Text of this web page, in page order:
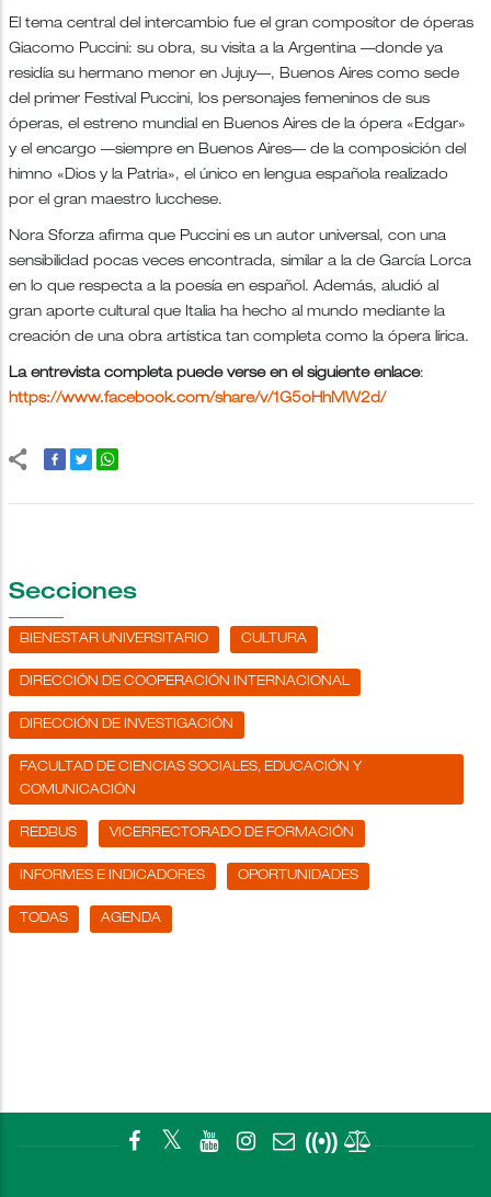
El tema central del intercambio fue el gran compositor de óperas
Giacomo Puccini: su obra, su visita a la Argentina —donde ya
residía su hermano menor en Jujuy—, Buenos Aires como sede
del primer Festival Puccini, los personajes femeninos de sus
óperas, el estreno mundial en Buenos Aires de la ópera «Edgar»
y el encargo —siempre en Buenos Aires— de la composición del
himno «Dios y la Patria», el único en lengua española realizado
por el gran maestro lucchese.
Nora Sforza afirma que Puccini es un autor universal, con una
sensibilidad pocas veces encontrada, similar a la de García Lorca
en lo que respecta a la poesía en español. Además, aludió al
gran aporte cultural que Italia ha hecho al mundo mediante la
creación de una obra artística tan completa como la ópera lírica.
La entrevista completa puede verse en el siguiente enlace:
https://www.facebook.com/share/v/1G5oHhMW2d/
Secciones
BIENESTAR UNIVERSITARIO CULTURA
DIRECCIÓN DE COOPERACIÓN INTERNACIONAL
DIRECCIÓN DE INVESTIGACIÓN
FACULTAD DE CIENCIAS SOCIALES, EDUCACIÓN Y
COMUNICACIÓN
REDBUS VICERRECTORADO DE FORMACIÓN
INFORMES E INDICADORES OPORTUNIDADES
TODAS AGENDA